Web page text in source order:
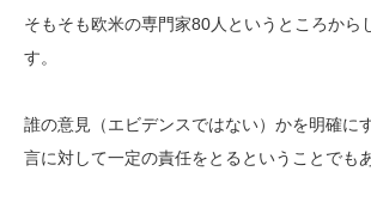
そもそも欧米の専門家80人というところから
す。
誰の意見（エビデンスではない）かを明確に
言に対して一定の責任をとるということでも